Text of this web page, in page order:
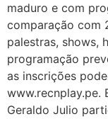
maduro e com
comparação com
palestras, shows,
programação
as inscrições
www.recnplay.pe.
Geraldo Julio